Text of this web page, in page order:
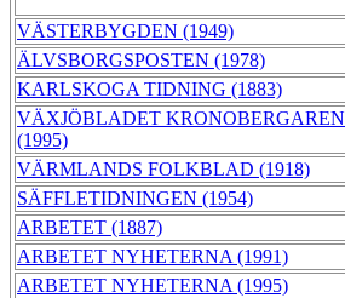
VÄSTERBYGDEN (1949)
ÄLVSBORGSPOSTEN (1978)
KARLSKOGA TIDNING (1883)
VÄXJÖBLADET KRONOBERGAREN
(1995)
VÄRMLANDS FOLKBLAD (1918)
SÄFFLETIDNINGEN (1954)
ARBETET (1887)
ARBETET NYHETERNA (1991)
ARBETET NYHETERNA (1995)